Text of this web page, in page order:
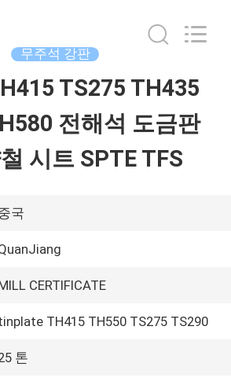
무주석 강판
TS275 TH435
전해석 도금판
시트 SPTE TFS
국
CERTIFICATE
TH415 TH550 TS275 TS290
톤